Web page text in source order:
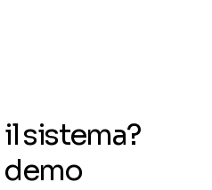
sistema?
demo